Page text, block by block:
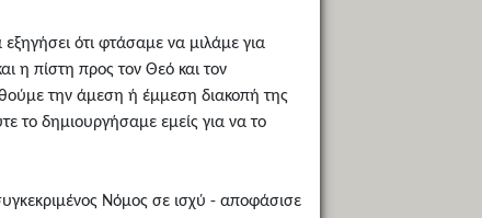
ότι φτάσαμε να μιλάμε για
η πίστη προς τον Θεό και τον
την άμεση ή έμμεση διακοπή της
το δημιουργήσαμε εμείς για να το
Νόμος σε ισχύ - αποφάσισε